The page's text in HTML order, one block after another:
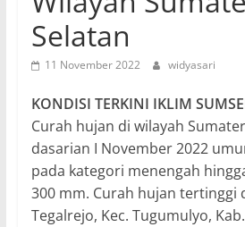
Selatan
11 November 2022 widyasari
KONDISI TERKINI IKLIM
Curah hujan di wilayah
dasarian I November 2022
pada kategori menengah
300 mm. Curah hujan tertinggi
Tegalrejo, Kec. Tugumulyo,